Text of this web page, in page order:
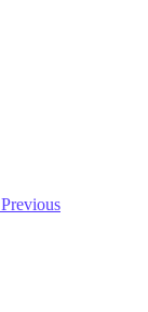
Previous